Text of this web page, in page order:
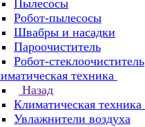
Пылесосы
Робот-пылесосы
Швабры и насадки
Пароочиститель
Робот-стеклоочиститель
техника
Назад
Климатическая техника
Увлажнители воздуха